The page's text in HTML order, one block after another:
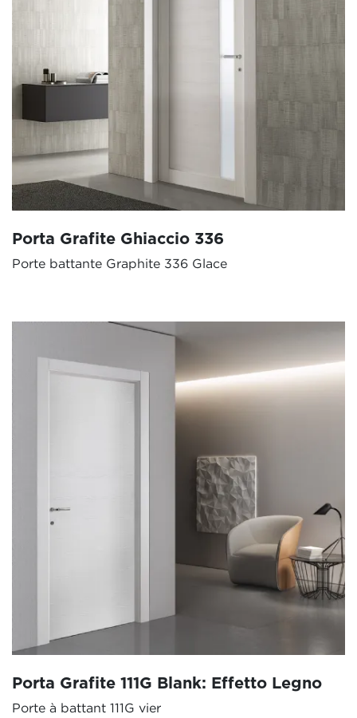
Porta Grafite Ghiaccio 336
Porte battante Graphite 336 Glace
Porta Grafite 111G Blank: Effetto Legno
Porte à battant 111G vier